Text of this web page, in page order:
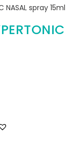
NASAL spray 15ml